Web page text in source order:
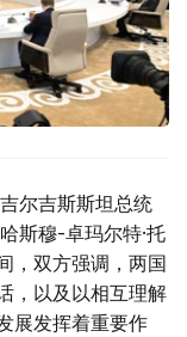
尔吉斯斯坦总统
斯穆-卓玛尔特·托
，双方强调，两国
，以及以相互理解
展发挥着重要作